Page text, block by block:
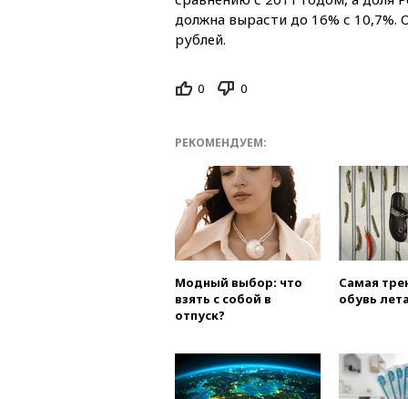
должна вырасти до 16% с
рублей.
0 0
РЕКОМЕНДУЕМ:
Модный выбор: что
взять с собой в
отпуск?
Самая
обувь